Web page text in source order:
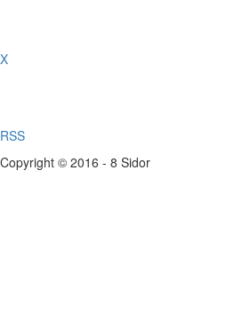
X
RSS
Copyright © 2016 - 8 Sidor